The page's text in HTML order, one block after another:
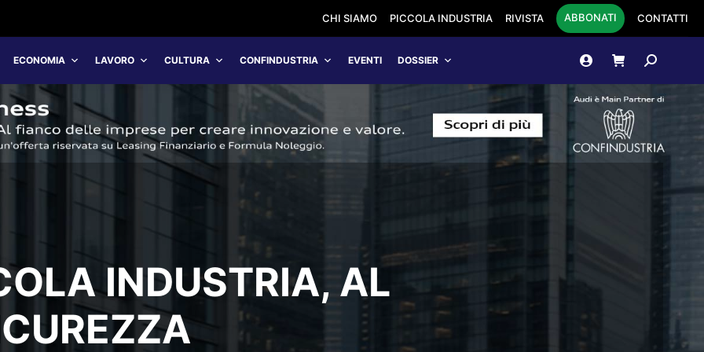
CHI SIAMO PICCOLA INDUSTRIA RIVISTA ABBONATI CONTATTI
ECONOMIA LAVORO CULTURA CONFINDUSTRIA EVENTI DOSSIER Cerca:
INDUSTRIA, AL